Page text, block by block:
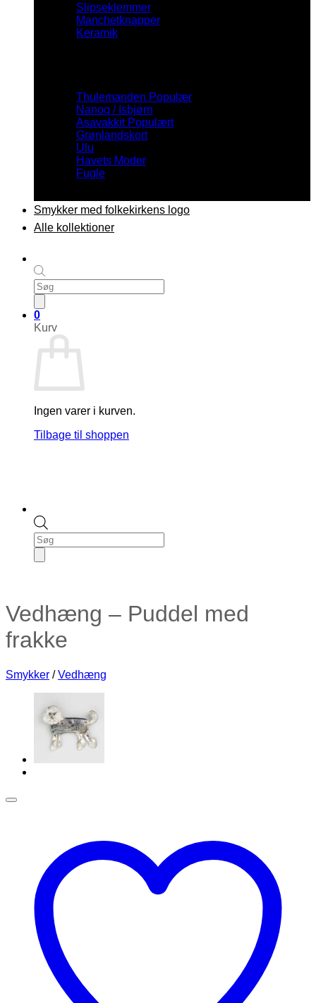
Products
search
0
Kurv
Ingen varer i kurven.
Tilbage til shoppen
Slipseklemmer
Manchetknapper
Keramik
Thulemanden
Nanoq / Isbjørn
Asavakkit
Grønlandskort
Ulu
Havets Moder
Fugle
Smykker med folkekirkens logo
Alle kollektioner
Products
search
Vedhæng – Puddel med
frakke
Smykker / Vedhæng